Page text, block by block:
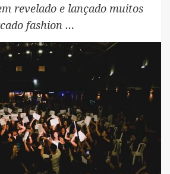
revelado e lançado muitos
fashion …